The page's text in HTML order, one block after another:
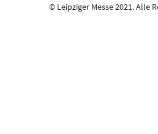
© Leipziger Messe 2021. Alle